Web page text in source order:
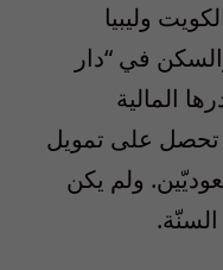
وليبيا
في “دار
المالية
تحصل على تمويل
ولم يكن
السنّة.